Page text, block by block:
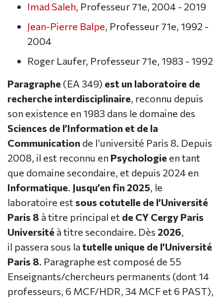
Imad Saleh, Professeur 71e, 2004 - 2019
Jean-Pierre Balpe, Professeur 71e, 1992 -
2004
Roger Laufer, Professeur 71e, 1983 - 1992
Paragraphe (EA 349) est un laboratoire de
recherche interdisciplinaire, reconnu depuis
son existence en 1983 dans le domaine des
Sciences de l’Information et de la
Communication de l’université Paris 8. Depuis
2008, il est reconnu en Psychologie en tant
que domaine secondaire, et depuis 2024 en
Informatique. Jusqu’en fin 2025, le
laboratoire est sous cotutelle de l’Université
Paris 8 à titre principal et de CY Cergy Paris
Université à titre secondaire. Dès 2026,
il passera sous la tutelle unique de l’Université
Paris 8. Paragraphe est composé de 55
Enseignants/chercheurs permanents (dont 14
professeurs, 6 MCF/HDR, 34 MCF et 6 PAST),